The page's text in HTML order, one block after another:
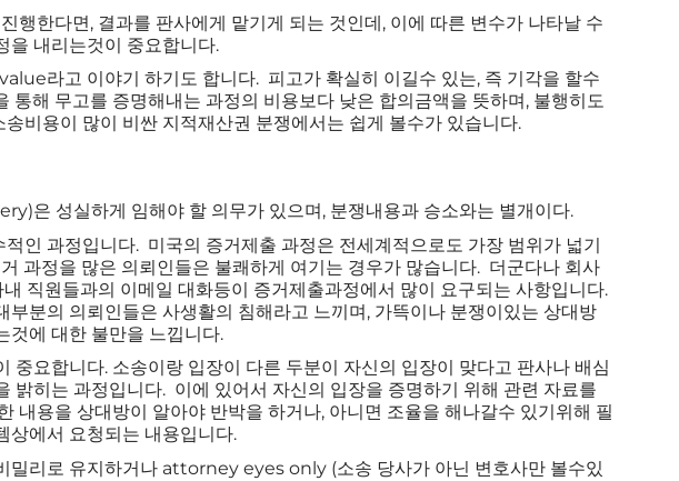
행한다면, 결과를 판사에게 맡기게 되는 것인데, 이에 따른 변수가 나타날 수
을 내리는것이 중요합니다.
라고 이야기 하기도 합니다. 피고가 확실히 이길수 있는, 즉 기각을 할수
통해 무고를 증명해내는 과정의 비용보다 낮은 합의금액을 뜻하며, 불행히도
비용이 많이 비싼 지적재산권 분쟁에서는 쉽게 볼수가 있습니다.
은 성실하게 임해야 할 의무가 있으며, 분쟁내용과 승소와는 별개이다.
인 과정입니다. 미국의 증거제출 과정은 전세계적으로도 가장 범위가 넓기
과정을 많은 의뢰인들은 불쾌하게 여기는 경우가 많습니다. 더군다나 회사
직원들과의 이메일 대화등이 증거제출과정에서 많이 요구되는 사항입니다.
부분의 의뢰인들은 사생활의 침해라고 느끼며, 가뜩이나 분쟁이있는 상대방
것에 대한 불만을 느낍니다.
중요합니다. 소송이랑 입장이 다른 두분이 자신의 입장이 맞다고 판사나 배심
밝히는 과정입니다. 이에 있어서 자신의 입장을 증명하기 위해 관련 자료를
내용을 상대방이 알아야 반박을 하거나, 아니면 조율을 해나갈수 있기위해 필
상에서 요청되는 내용입니다.
밀리로 유지하거나 attorney eyes only (소송 당사가 아닌 변호사만 볼수있